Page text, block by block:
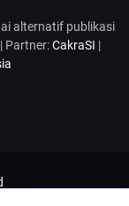
alternatif publikasi
| Partner:CakraSI |